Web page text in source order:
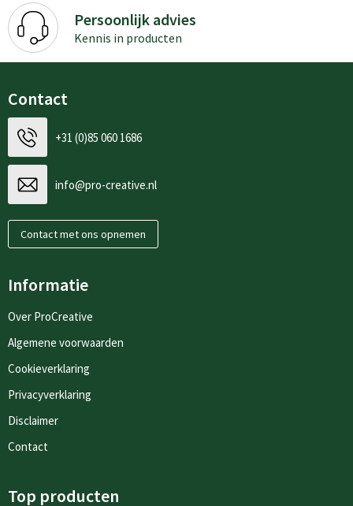
Persoonlijk advies
Kennis in producten
Contact
+31 (0)85 060 1686
info@pro-creative.nl
Contact met ons opnemen
Informatie
Over ProCreative
Algemene voorwaarden
Cookieverklaring
Privacyverklaring
Disclaimer
Contact
Top producten